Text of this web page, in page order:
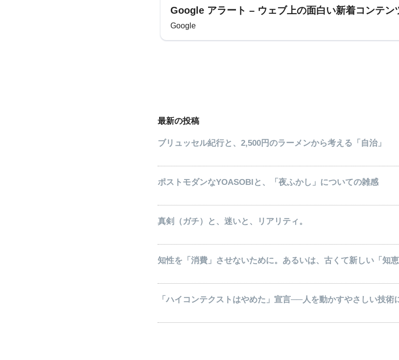
Google アラート – ウェブ上の面白い新着コンテン
Google
最新の投稿
ブリュッセル紀行と、2,500円のラーメンから考える「自治」
ポストモダンなYOASOBIと、「夜ふかし」についての雑感
真剣（ガチ）と、迷いと、リアリティ。
知性を「消費」させないために。あるいは、古くて新しい「知恵
「ハイコンテクストはやめた」宣言──人を動かすやさしい技術